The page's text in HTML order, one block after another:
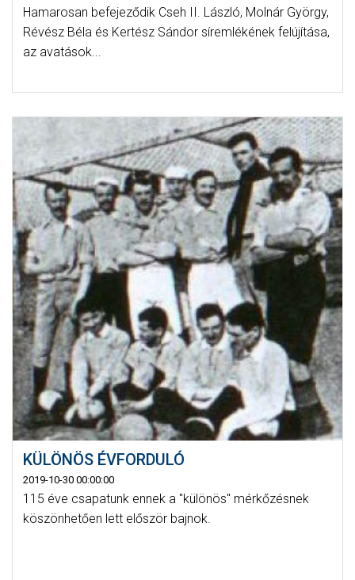
Hamarosan befejeződik Cseh II. László, Molnár György,
Révész Béla és Kertész Sándor síremlékének felújítása,
az avatások...
KÜLÖNÖS ÉVFORDULÓ
2019-10-30 00:00:00
115 éve csapatunk ennek a "különös" mérkőzésnek
köszönhetően lett először bajnok.